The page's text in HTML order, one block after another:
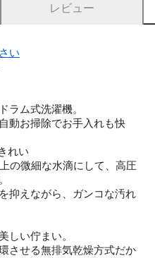
レビュー
い
ラム式洗濯機。
動お掃除でお手入れも快
れい
の微細な水滴にして、高圧
抑えながら、ガンコな汚れ
しい佇まい。
させる無排気乾燥方式だか